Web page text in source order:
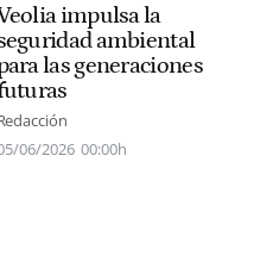
impulsa la
ambiental
las generaciones
06/2026 00:00h